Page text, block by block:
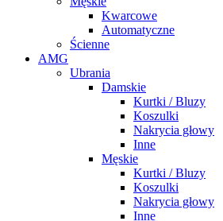
Kwarcowe
Automatyczne
Ścienne
AMG
Ubrania
Damskie
Kurtki / Bluzy
Koszulki
Nakrycia głowy
Inne
Męskie
Kurtki / Bluzy
Koszulki
Nakrycia głowy
Inne